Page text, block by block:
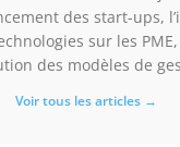
des start-ups,
sur les
des modèles de
Voir tous les articles →